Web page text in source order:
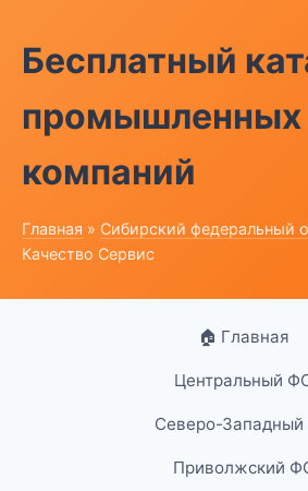
Бесплатный
промышленных
компаний
Главная » Сибирский федеральный
Качество Сервис
🏠 Главная
Центральный
Северо-
Приволжский